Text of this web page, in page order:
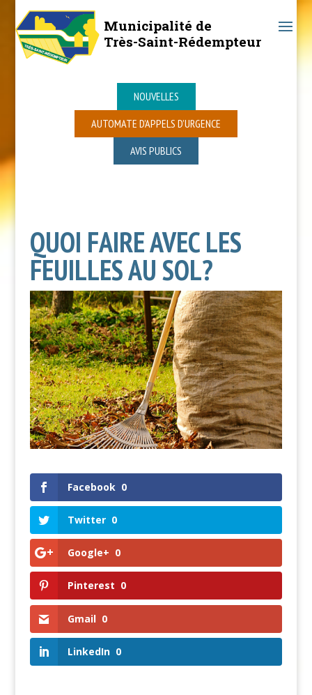
Municipalité de
Très-Saint-Rédempteur
NOUVELLES
AUTOMATE D’APPELS D’URGENCE
AVIS PUBLICS
QUOI FAIRE AVEC LES
FEUILLES AU SOL?
Facebook 0
Twitter 0
Google+ 0
Pinterest 0
Gmail 0
LinkedIn 0